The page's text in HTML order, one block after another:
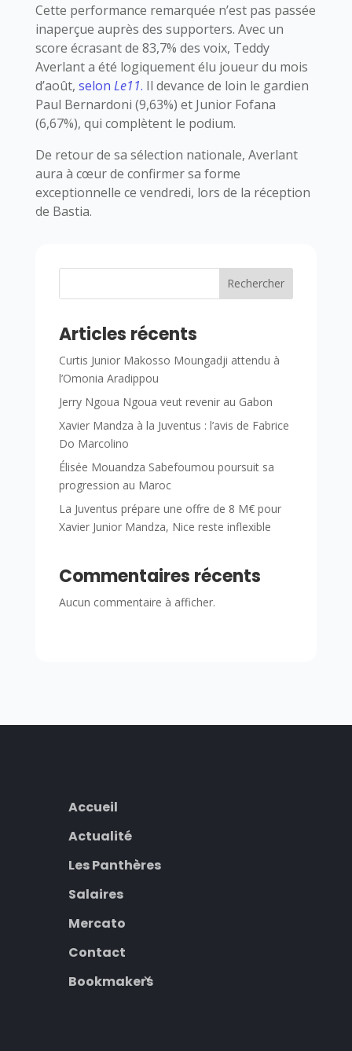
Cette performance remarquée n’est pas passée
inaperçue auprès des supporters. Avec un
score écrasant de 83,7% des voix, Teddy
Averlant a été logiquement élu joueur du mois
d’août, selon Le11. Il devance de loin le gardien
Paul Bernardoni (9,63%) et Junior Fofana
(6,67%), qui complètent le podium.
De retour de sa sélection nationale, Averlant
aura à cœur de confirmer sa forme
exceptionnelle ce vendredi, lors de la réception
de Bastia.
Rechercher
Articles récents
Curtis Junior Makosso Moungadji attendu à
l’Omonia Aradippou
Jerry Ngoua Ngoua veut revenir au Gabon
Xavier Mandza à la Juventus : l’avis de Fabrice
Do Marcolino
Élisée Mouandza Sabefoumou poursuit sa
progression au Maroc
La Juventus prépare une offre de 8 M€ pour
Xavier Junior Mandza, Nice reste inflexible
Commentaires récents
Aucun commentaire à afficher.
Accueil
Actualité
Les Panthères
Salaires
Mercato
Contact
Bookmakers